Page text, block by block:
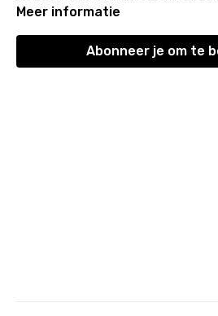
technieken. De focus ligt op het
en rond het schoudergebied.
Meer informatie
Abonneer je om te